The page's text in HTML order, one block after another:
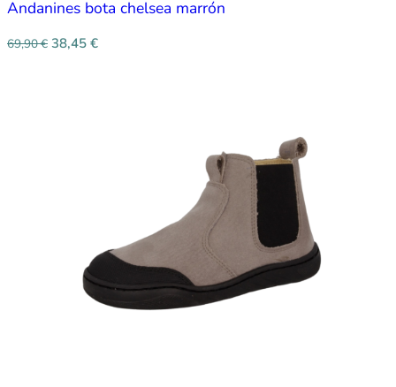
Andanines bota chelsea marrón
69,90€ 38,45 €